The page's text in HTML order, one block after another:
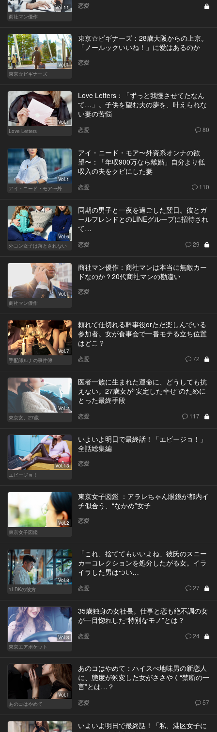
Vol.11
商社マン優作
恋愛
Vol.1
東京☆ビギナーズ
東京☆ビギナーズ：28歳大阪からの上京。
「ノールックいいね！」に愛はあるのか
恋愛
Vol.1
Love Letters
Love Letters：「ずっと我慢させてたなん
て…」。子供を望む夫の夢を、叶えられな
い妻の苦悩
恋愛 80
Vol.1
アイ・ニード・モア〜外資系オンナの欲
望〜：「年収900万なら離婚」自分より低
収入の夫をクビにした妻
恋愛 110
Vol.6
外コン女子は落とされない
同期の男子と一夜を過ごした翌日。彼とガ
ールフレンドとのLINEグループに招待され
て…
恋愛 29
Vol.1
商社マン優作
商社マン優作：商社マンは本当に無敵カー
ドなのか？20代商社マンの勘違い
恋愛
Vol.7
手配師ルナの事件簿
頼れて仕切れる幹事役orただ楽しんでいる
参加者。女が食事会で一番モテる立ち位置
はどこ？
恋愛 72
Vol.2
東京女、27歳
医者一族に生まれた運命に、どうしても抗
えない。27歳女が“安定した幸せ”のために
とった最終手段
恋愛 117
Vol.13
エビージョ！
いよいよ明日で最終話！「エビージョ！」
全話総集編
恋愛
Vol.2
東京女子図鑑
東京女子図鑑 ：アラレちゃん眼鏡が都内イ
チ似合う、“なかめ”女子
恋愛
Vol.8
1LDKの彼方
「これ、捨ててもいいよね」彼氏のスニー
カーコレクションを処分したがる女。イラ
イラした男はつい…
恋愛 27
Vol.3
東京エアポケット
35歳独身の女社長。仕事と恋も絶不調の女
が一目惚れした“特別なモノ”とは？
恋愛 24
Vol.1
あのコはやめて
あのコはやめて：ハイスぺ地味男の新恋人
に、態度が豹変した女がささやく“禁断の一
言”とは…？
恋愛 57
いよいよ明日で最終話！「私、港区女子に